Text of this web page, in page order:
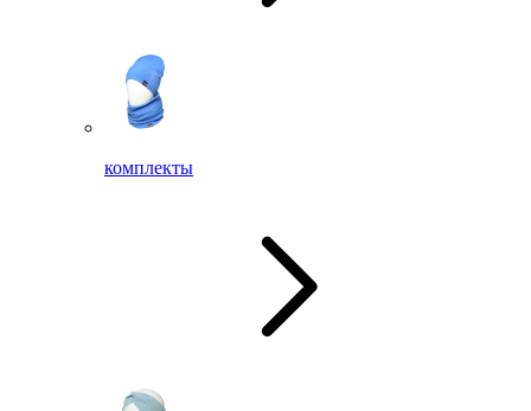
комплекты